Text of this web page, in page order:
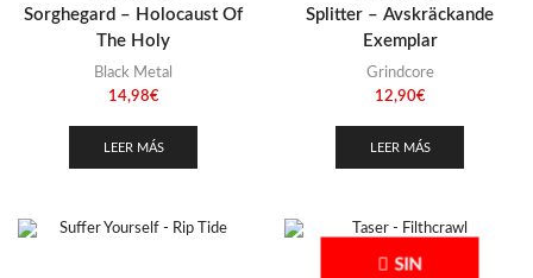
Sorghegard – Holocaust Of
The Holy
Black Metal
14,98€
LEER MÁS
Splitter – Avskräckande
Exemplar
Grindcore
12,90€
LEER MÁS
SIN